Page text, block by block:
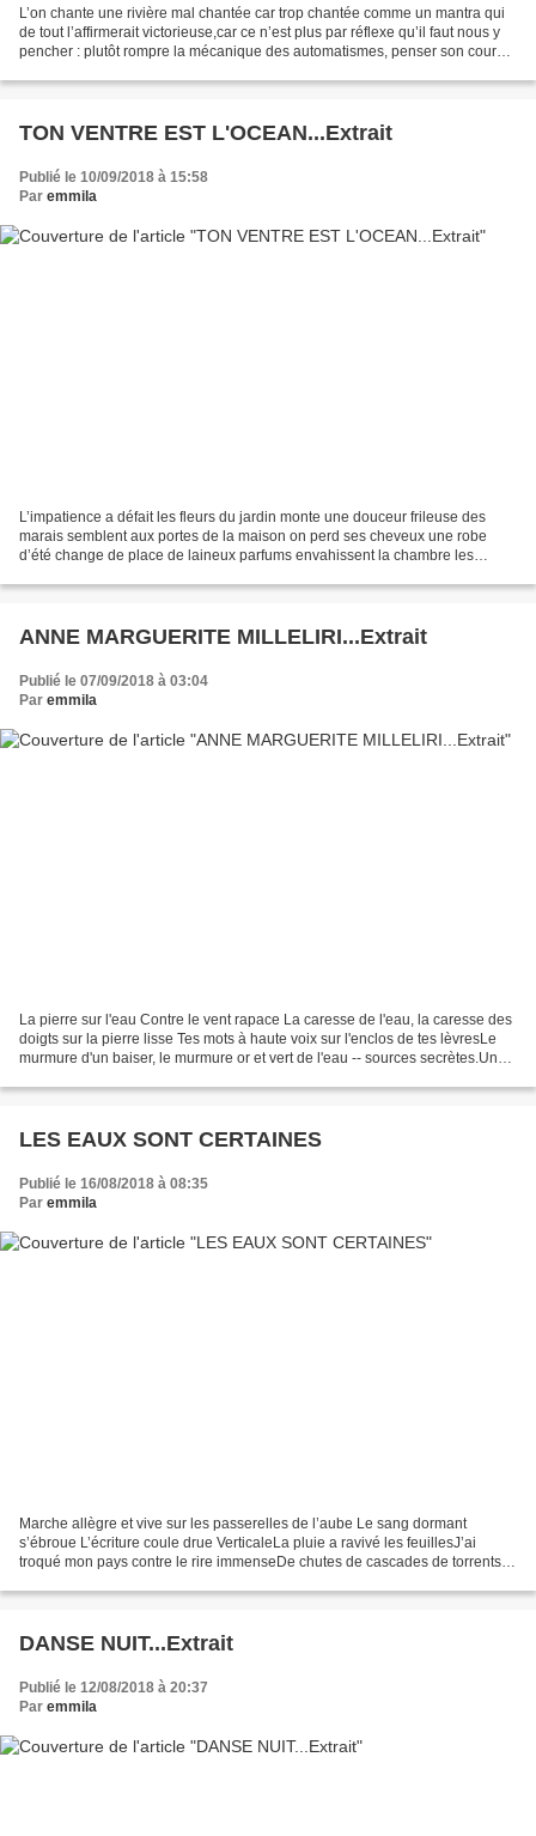
L’on chante une rivière mal chantée car trop chantée comme un mantra qui
de tout l’affirmerait victorieuse,car ce n’est plus par réflexe qu’il faut nous y
pencher : plutôt rompre la mécanique des automatismes, penser son cours
TON VENTRE EST L'OCEAN...Extrait
Publié le 10/09/2018 à 15:58
Par emmila
L’impatience a défait les fleurs du jardin monte une douceur frileuse des
marais semblent aux portes de la maison on perd ses cheveux une robe
d’été change de place de laineux parfums envahissent la chambre les
ANNE MARGUERITE MILLELIRI...Extrait
Publié le 07/09/2018 à 03:04
Par emmila
La pierre sur l'eau Contre le vent rapace La caresse de l'eau, la caresse des
doigts sur la pierre lisse Tes mots à haute voix sur l'enclos de tes lèvresLe
murmure d'un baiser, le murmure or et vert de l'eau -- sources secrètes.Un
LES EAUX SONT CERTAINES
Publié le 16/08/2018 à 08:35
Par emmila
Marche allègre et vive sur les passerelles de l’aube Le sang dormant
s’ébroue L’écriture coule drue VerticaleLa pluie a ravivé les feuillesJ’ai
troqué mon pays contre le rire immenseDe chutes de cascades de torrents
DANSE NUIT...Extrait
Publié le 12/08/2018 à 20:37
Par emmila